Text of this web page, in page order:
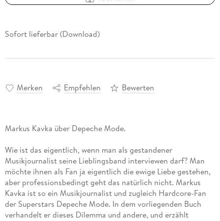
Sofort lieferbar (Download)
Merken Empfehlen Bewerten
Markus Kavka über Depeche Mode.
Wie ist das eigentlich, wenn man als gestandener
Musikjournalist seine Lieblingsband interviewen darf? Man
möchte ihnen als Fan ja eigentlich die ewige Liebe gestehen,
aber professionsbedingt geht das natürlich nicht. Markus
Kavka ist so ein Musikjournalist und zugleich Hardcore-Fan
der Superstars Depeche Mode. In dem vorliegenden Buch
verhandelt er dieses Dilemma und andere, und erzählt